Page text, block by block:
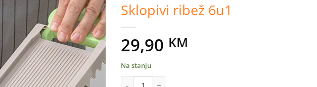
Dodaj
na
listu
želja
Sklopivi ribež 6u1
29,90 KM
Na stanju
Sklopivi ribež 6u1 količina